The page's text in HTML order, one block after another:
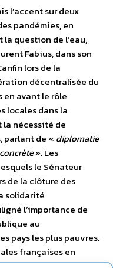
l’accent sur deux
pandémies, en
question de l’eau,
Fabius, dans son
lors de la
décentralisée du
en avant le rôle
locales dans la
nécessité de
parlant de « diplomatie
». Les
le Sénateur
de la clôture des
solidarité
l’importance de
au
pays les plus pauvres.
françaises en